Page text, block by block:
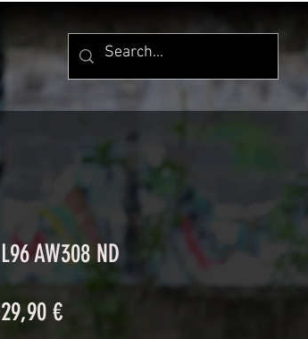
L96 AW308 ND
29,90 €Prix